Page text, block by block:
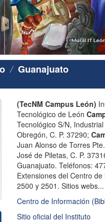
Guanajuato
(TecNM Campus León)
Tecnológico de León
Tecnológico S/N,
Obregón, C. P. 37290;
Juan Alonso de Torres
José de Piletas, C. P.
Guanajuato. ​Teléfonos:
Extensiones del Centro
2500 y 2501. Sitios webs...
Centro de Información
Sitio oficial del Instituto